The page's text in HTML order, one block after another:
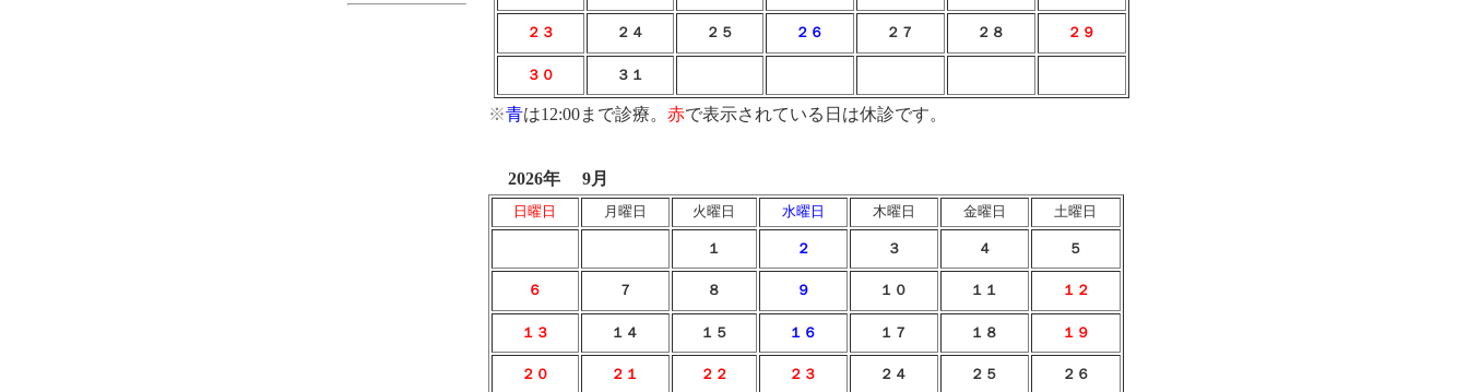
２３ ２４ ２５ ２６ ２７ ２８ ２９
３０ ３１
※青は12:00まで診療。 赤で表示されている日は休診です。
2026年 9月
日曜日 月曜日 火曜日 水曜日 木曜日 金曜日 土曜日
１ ２ ３ ４ ５
６ ７ ８ ９ １０ １１ １２
１３ １４ １５ １６ １７ １８ １９
２０ ２ １ ２２ ２３ ２４ ２５ ２６